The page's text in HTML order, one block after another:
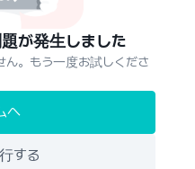
が発生しました
。もう一度お試しくださ
へ
する